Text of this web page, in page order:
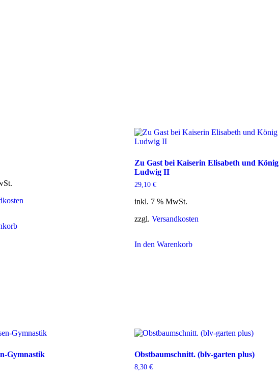
Zu Gast bei Kaiserin Elisabeth und König
Ludwig II
29,10 €
inkl. 7 % MwSt.
zzgl. Versandkosten
In den Warenkorb
Gymnastik Obstbaumschnitt. (blv-garten plus)
8,30 €